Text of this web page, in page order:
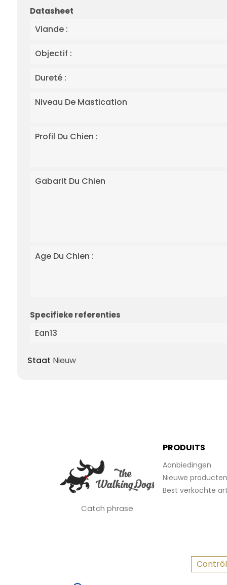
Datasheet
Viande :
Objectif :
Dureté :
Niveau De Mastication
Profil Du Chien :
Gabarit Du Chien
Age Du Chien :
Specifieke referenties
Ean13
Staat Nieuw
Catch phrase
PRODUITS
Aanbiedingen
Nieuwe producten
Best verkochte